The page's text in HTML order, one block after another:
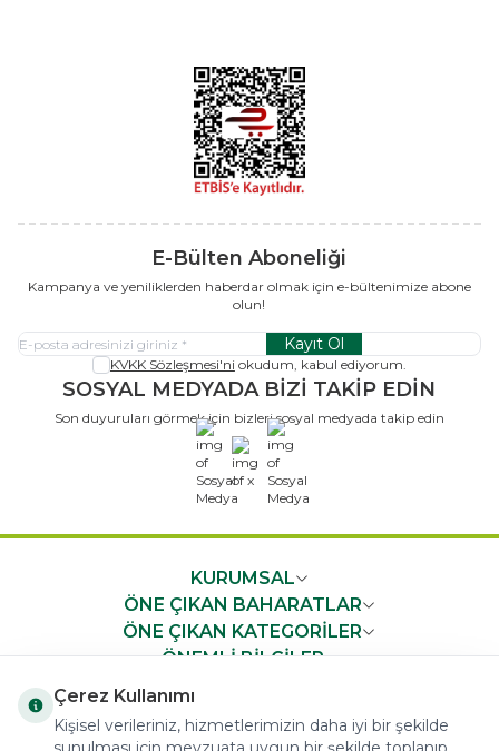
E-Bülten Aboneliği
Kampanya ve yeniliklerden haberdar olmak için e-bültenimize abone
olun!
Kayıt Ol
KVKK Sözleşmesi'ni okudum, kabul ediyorum.
SOSYAL MEDYADA BİZİ TAKİP EDİN
Son duyuruları görmek için bizleri sosyal medyada takip edin
x
KURUMSAL
ÖNE ÇIKAN BAHARATLAR
ÖNE ÇIKAN KATEGORİLER
ÖNEMLİ BİLGİLER
Çerez Kullanımı
Kişisel verileriniz, hizmetlerimizin daha iyi bir şekilde